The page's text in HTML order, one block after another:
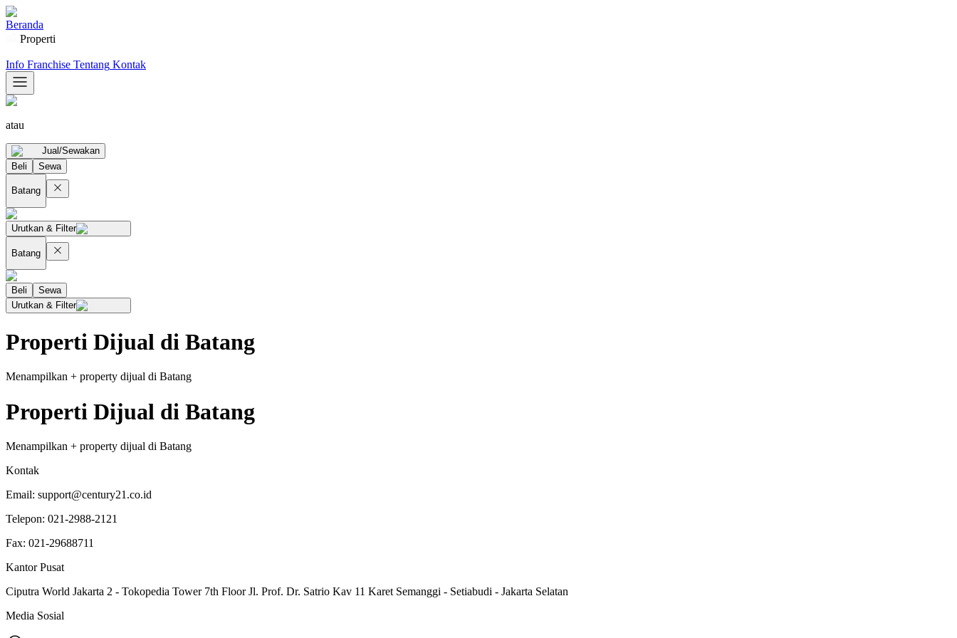
Beranda
Properti
Info Franchise Tentang Kontak
atau
Jual/Sewakan
Beli
Sewa
Batang
Urutkan & Filter
Batang
Beli
Sewa
Urutkan & Filter
Properti Dijual di Batang
Menampilkan + property dijual di Batang
Properti Dijual di Batang
Menampilkan + property dijual di Batang
Kontak
Email: support@century21.co.id
Telepon: 021-2988-2121
Fax: 021-29688711
Kantor Pusat
Ciputra World Jakarta 2 - Tokopedia Tower 7th Floor Jl. Prof. Dr. Satrio Kav 11 Karet Semanggi - Setiabudi - Jakarta Selatan
Media Sosial